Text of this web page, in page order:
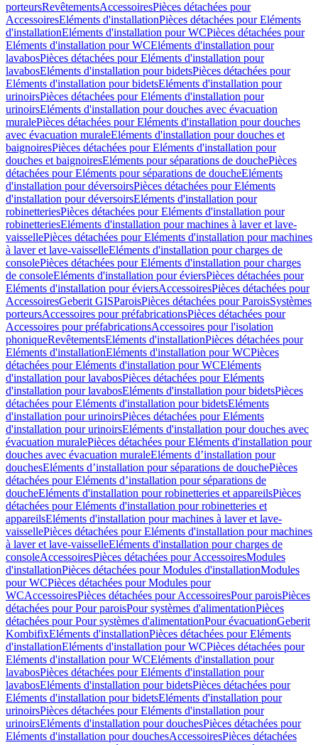
porteursRevêtementsAccessoiresPièces détachées pour
AccessoiresEléments d'installationPièces détachées pour Eléments
d'installationEléments d'installation pour WCPièces détachées pour
Eléments d'installation pour WCEléments d'installation pour
lavabosPièces détachées pour Eléments d'installation pour
lavabosEléments d'installation pour bidetsPièces détachées pour
Eléments d'installation pour bidetsEléments d'installation pour
urinoirsPièces détachées pour Eléments d'installation pour
urinoirsEléments d'installation pour douches avec évacuation
muralePièces détachées pour Eléments d'installation pour douches
avec évacuation muraleEléments d'installation pour douches et
baignoiresPièces détachées pour Eléments d'installation pour
douches et baignoiresEléments pour séparations de douchePièces
détachées pour Eléments pour séparations de doucheEléments
d'installation pour déversoirsPièces détachées pour Eléments
d'installation pour déversoirsEléments d'installation pour
robinetteriesPièces détachées pour Eléments d'installation pour
robinetteriesEléments d'installation pour machines à laver et lave-
vaissellePièces détachées pour Eléments d'installation pour machines
à laver et lave-vaisselleEléments d'installation pour charges de
consolePièces détachées pour Eléments d'installation pour charges
de consoleEléments d'installation pour éviersPièces détachées pour
Eléments d'installation pour éviersAccessoiresPièces détachées pour
AccessoiresGeberit GISParoisPièces détachées pour ParoisSystèmes
porteursAccessoires pour préfabricationsPièces détachées pour
Accessoires pour préfabricationsAccessoires pour l'isolation
phoniqueRevêtementsEléments d'installationPièces détachées pour
Eléments d'installationEléments d'installation pour WCPièces
détachées pour Eléments d'installation pour WCEléments
d'installation pour lavabosPièces détachées pour Eléments
d'installation pour lavabosEléments d'installation pour bidetsPièces
détachées pour Eléments d'installation pour bidetsEléments
d'installation pour urinoirsPièces détachées pour Eléments
d'installation pour urinoirsEléments d'installation pour douches avec
évacuation muralePièces détachées pour Eléments d'installation pour
douches avec évacuation muraleEléments d’installation pour
douchesEléments d’installation pour séparations de douchePièces
détachées pour Eléments d’installation pour séparations de
doucheEléments d'installation pour robinetteries et appareilsPièces
détachées pour Eléments d'installation pour robinetteries et
appareilsEléments d'installation pour machines à laver et lave-
vaissellePièces détachées pour Eléments d'installation pour machines
à laver et lave-vaisselleEléments d'installation pour charges de
consoleAccessoiresPièces détachées pour AccessoiresModules
d'installationPièces détachées pour Modules d'installationModules
pour WCPièces détachées pour Modules pour
WCAccessoiresPièces détachées pour AccessoiresPour paroisPièces
détachées pour Pour paroisPour systèmes d'alimentationPièces
détachées pour Pour systèmes d'alimentationPour évacuationGeberit
KombifixEléments d'installationPièces détachées pour Eléments
d'installationEléments d'installation pour WCPièces détachées pour
Eléments d'installation pour WCEléments d'installation pour
lavabosPièces détachées pour Eléments d'installation pour
lavabosEléments d'installation pour bidetsPièces détachées pour
Eléments d'installation pour bidetsEléments d'installation pour
urinoirsPièces détachées pour Eléments d'installation pour
urinoirsEléments d'installation pour douchesPièces détachées pour
Eléments d'installation pour douchesAccessoiresPièces détachées